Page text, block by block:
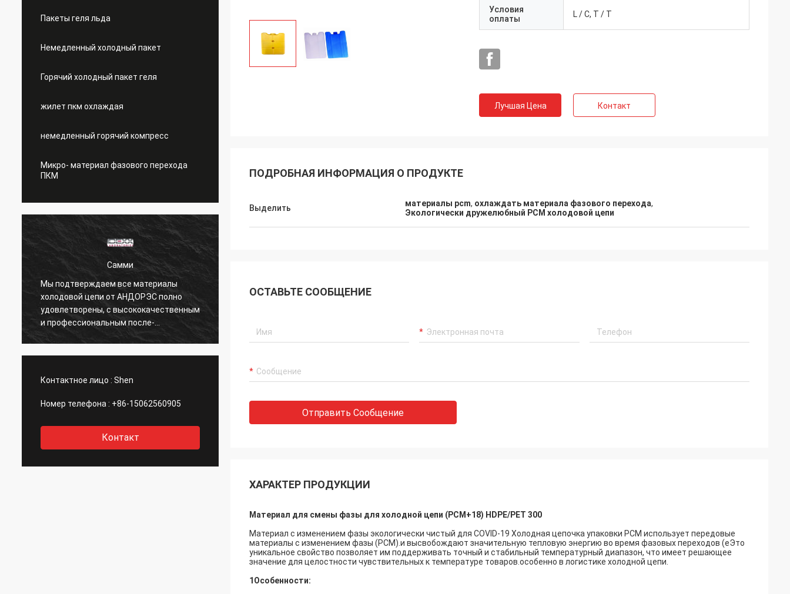
Пакеты геля льда
Немедленный холодный пакет
Горячий холодный пакет геля
жилет пкм охлаждая
немедленный горячий компресс
Микро- материал фазового перехода
ПКМ
Самми
Мы подтверждаем все материалы
холодовой цепи от АНДОРЭС полно
удовлетворены, с высококачественным
и профессиональным после-
обслуживанием.
Охлаждая пусковые площадки ПКМ
обслуживанием.
Контактное лицо : Shen
Номер телефона : +86-15062560905
Контакт
Условия
оплаты
L / C, T / T
Лучшая Цена Контакт
ПОДРОБНАЯ ИНФОРМАЦИЯ О ПРОДУКТЕ
Выделить материалы pcm, охлаждать материала фазового перехода,
Экологически дружелюбный PCM холодовой цепи
ОСТАВЬТЕ СООБЩЕНИЕ
Отправить Сообщение
ХАРАКТЕР ПРОДУКЦИИ
Материал для смены фазы для холодной цепи (PCM+18) HDPE/PET 300
Материал с изменением фазы экологически чистый для COVID-19 Холодная цепочка упаковки PCM использует передовые
материалы с изменением фазы (PCM).и высвобождают значительную тепловую энергию во время фазовых переходов (eЭто
уникальное свойство позволяет им поддерживать точный и стабильный температурный диапазон, что имеет решающее
значение для целостности чувствительных к температуре товаров.особенно в логистике холодной цепи.
1Особенности: